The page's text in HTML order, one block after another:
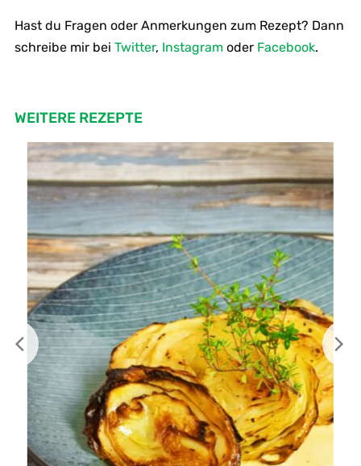
Hast du Fragen oder Anmerkungen zum Rezept? Dann
schreibe mir bei Twitter, Instagramoder Facebook.
WEITERE REZEPTE